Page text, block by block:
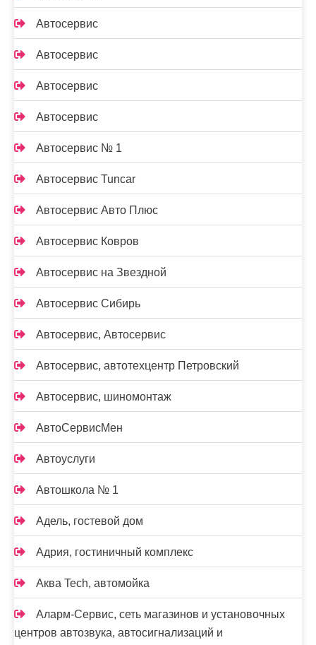
Автосервис
Автосервис
Автосервис
Автосервис
Автосервис № 1
Автосервис Tuncar
Автосервис Авто Плюс
Автосервис Ковров
Автосервис на Звездной
Автосервис Сибирь
Автосервис, Автосервис
Автосервис, автотехцентр Петровский
Автосервис, шиномонтаж
АвтоСервисМен
Автоуслуги
Автошкола № 1
Адель, гостевой дом
Адрия, гостиничный комплекс
Аква Tech, автомойка
Аларм-Сервис, сеть магазинов и установочных
центров автозвука, автосигнализаций и